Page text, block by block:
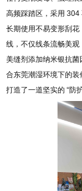
高频踩踏区，采用 304
长期使用不易变形刮
线，不仅线条流畅美观
美缝剂添加纳米银抗菌
合东莞潮湿环境下的
打造了一道坚实的 “防